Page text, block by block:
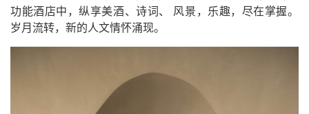
功能酒店中，纵享美酒、诗词、 风景，乐趣，尽在掌握。
岁月流转，新的人文情怀涌现。